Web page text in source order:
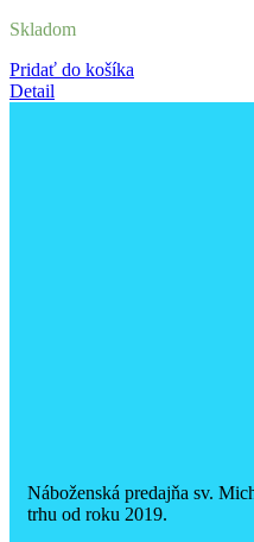
Skladom
Pridať do košíka
Detail
Náboženská predajňa sv.
trhu od roku 2019.